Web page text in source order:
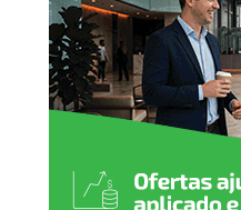
rápida, como Taquari e
risco considerado baixo.
Monitoramento
O Estado informou que o
Defesa Civil conta com
meteorologistas e 7